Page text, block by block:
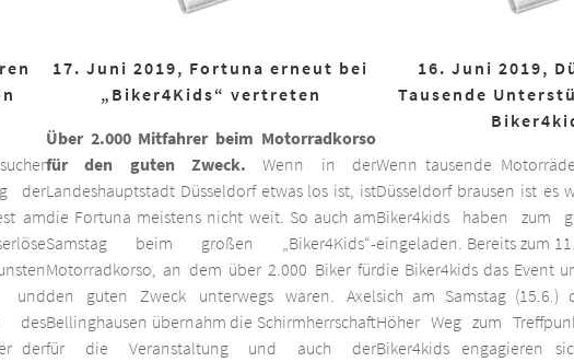
der
am
des
der
17. Juni 2019, Fortuna erneut bei
„Biker4Kids“ vertreten
Über 2.000 Mitfahrer beim Motorradkorso
für den guten Zweck. Wenn in der
Landeshauptstadt Düsseldorf etwas los ist, ist
die Fortuna meistens nicht weit. So auch am
Samstag beim großen „Biker4Kids“-
Motorradkorso, an dem über 2.000 Biker für
den guten Zweck unterwegs waren. Axel
Bellinghausen übernahm die Schirmherrschaft
für die Veranstaltung und auch der
16. Juni 2019,
Tausende
Wenn tausende
Düsseldorf brausen ist es
Biker4kids haben zum
eingeladen. Bereits zum
die Biker4kids das Event
sich am Samstag (15.6.)
Höher Weg zum
Biker4kids engagieren